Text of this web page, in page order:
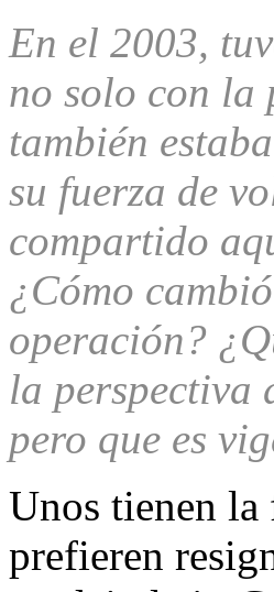
En el 2003,
no solo con la
también
su fuerza de
compartido
¿Cómo
operación?
la perspectiva
pero que es
Unos tienen la
prefieren